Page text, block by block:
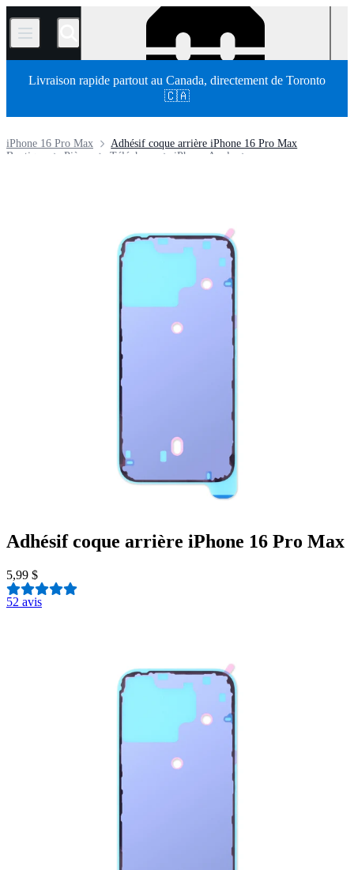
/
Livraison rapide partout au Canada, directement de Toronto
🇨🇦
Adhésif coque arrière iPhone 16 Pro Max
iPhone 16 Pro Max
iPhone Apple
Téléphone
Pièces
Boutique
Adhésif coque arrière iPhone 16 Pro Max
5,99 $
52 avis